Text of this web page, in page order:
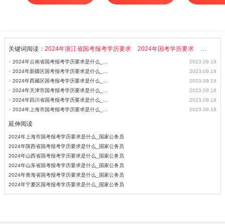
关键词阅读： 2024年浙江省国考报考学历要求 2024年国考学历要求
2023.09.18
2023.09.18
2023.09.18
2023.09.18
2023.09.18
2023.09.18
延伸阅读
2024年上海市国考报考学历要求是什么_国家公务员
2024年陕西省国考报考学历要求是什么_国家公务员
2024年山西省国考报考学历要求是什么_国家公务员
2024年山东省国考报考学历要求是什么_国家公务员
2024年青海省国考报考学历要求是什么_国家公务员
2024年宁夏区国考报考学历要求是什么_国家公务员